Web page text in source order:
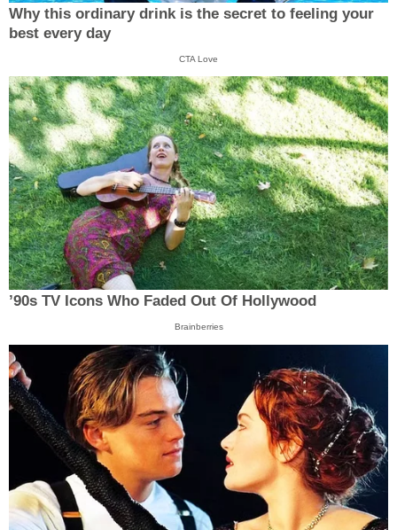
Why this ordinary drink is the secret to feeling your
best every day
CTA Love
’90s TV Icons Who Faded Out Of Hollywood
Brainberries